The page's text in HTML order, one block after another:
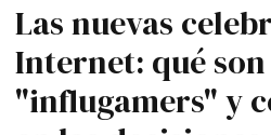
Las nuevas
Internet: qué
"influgamers" y